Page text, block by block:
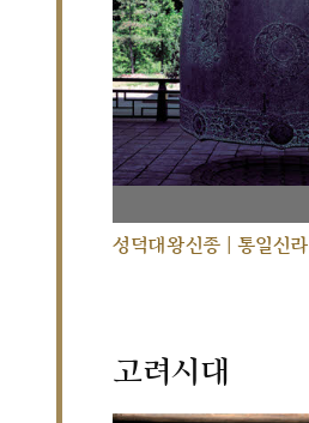
성덕대왕신종 | 통일신라
고려시대